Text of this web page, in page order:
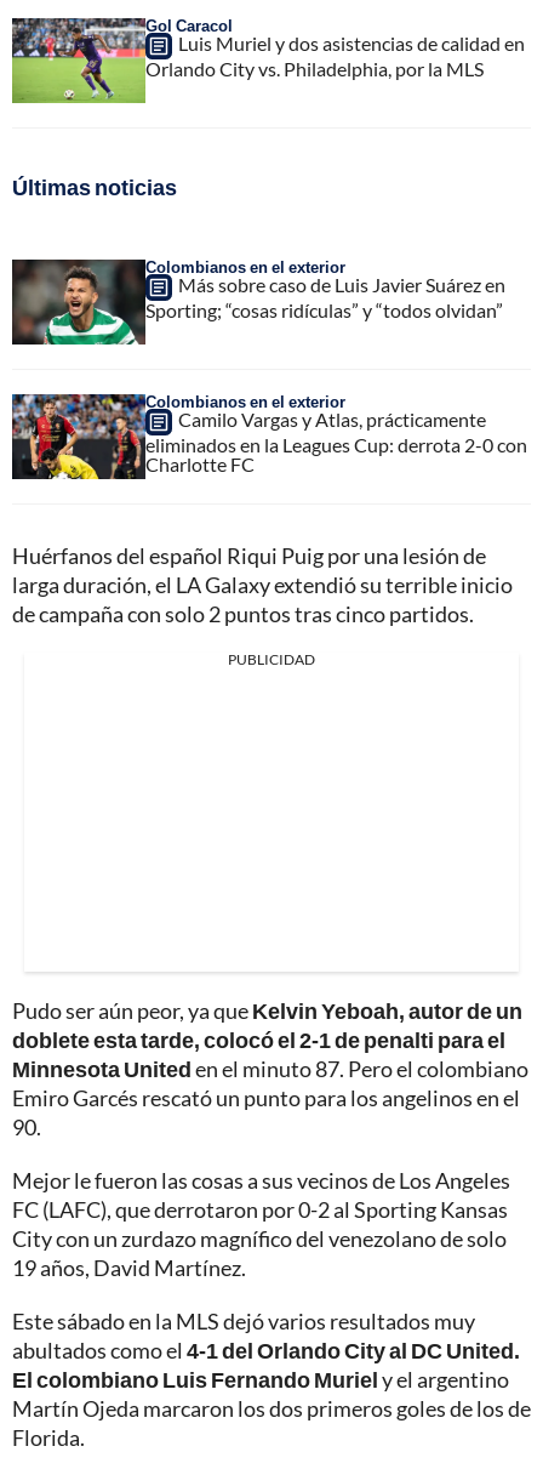
Gol Caracol
Luis Muriel y dos asistencias de calidad en
Orlando City vs. Philadelphia, por la MLS
Últimas noticias
Colombianos en el exterior
Más sobre caso de Luis Javier Suárez en
Sporting; “cosas ridículas” y “todos olvidan”
Colombianos en el exterior
Camilo Vargas y Atlas, prácticamente
eliminados en la Leagues Cup: derrota 2-0 con
Charlotte FC
Huérfanos del español Riqui Puig por una lesión de
larga duración, el LA Galaxy extendió su terrible inicio
de campaña con solo 2 puntos tras cinco partidos.
PUBLICIDAD
Pudo ser aún peor, ya queKelvin Yeboah, autor de un
doblete esta tarde, colocó el 2-1 de penalti para el
Minnesota Uniteden el minuto 87. Pero el colombiano
Emiro Garcés rescató un punto para los angelinos en el
90.
Mejor le fueron las cosas a sus vecinos de Los Angeles
FC (LAFC), que derrotaron por 0-2 al Sporting Kansas
City con un zurdazo magnífico del venezolano de solo
19 años, David Martínez.
Este sábado en la MLS dejó varios resultados muy
abultados como el 4-1 del Orlando City al DC United.
El colombiano Luis Fernando Muriely el argentino
Martín Ojeda marcaron los dos primeros goles de los de
Florida.